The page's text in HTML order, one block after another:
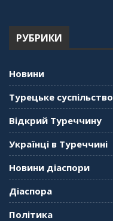
РУБРИКИ
Новини
Турецьке суспільство
Відкрий Туреччину
Українці в Туреччині
Новини діаспори
Діаспора
Політика